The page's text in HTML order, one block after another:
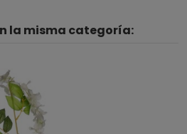
la misma categoría: